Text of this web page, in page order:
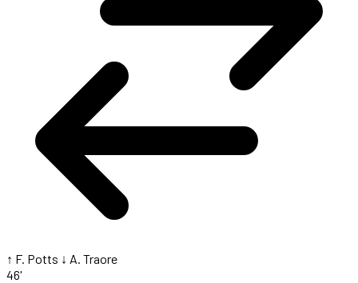
↑ F. Potts ↓ A. Traore
46'